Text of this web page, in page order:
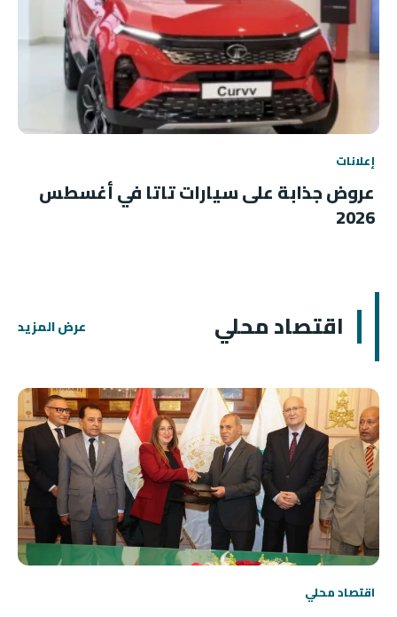
إعلانات
عروض جذابة على سيارات تاتا في أغسطس
2026
اقتصاد محلي عرض المزيد
اقتصاد محلي